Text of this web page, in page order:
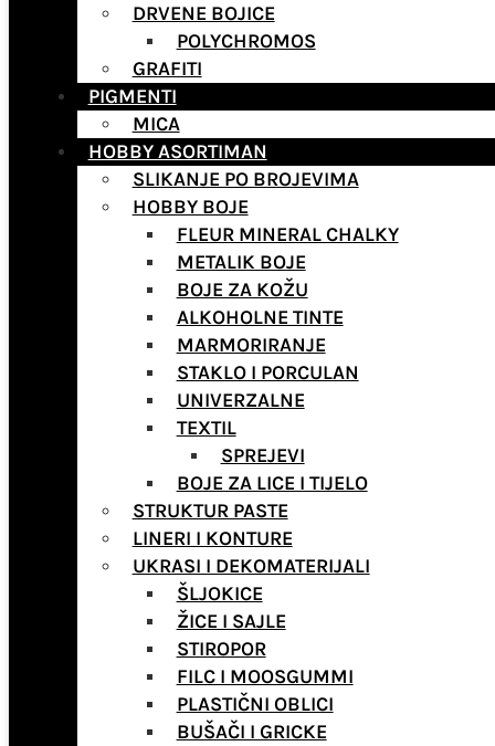
DRVENE BOJICE
POLYCHROMOS
GRAFITI
PIGMENTI
MICA
HOBBY ASORTIMAN
SLIKANJE PO BROJEVIMA
HOBBY BOJE
FLEUR MINERAL CHALKY
METALIK BOJE
BOJE ZA KOŽU
ALKOHOLNE TINTE
MARMORIRANJE
STAKLO I PORCULAN
UNIVERZALNE
TEXTIL
SPREJEVI
BOJE ZA LICE I TIJELO
STRUKTUR PASTE
LINERI I KONTURE
UKRASI I DEKOMATERIJALI
ŠLJOKICE
ŽICE I SAJLE
STIROPOR
FILC I MOOSGUMMI
PLASTIČNI OBLICI
BUŠAČI I GRICKE